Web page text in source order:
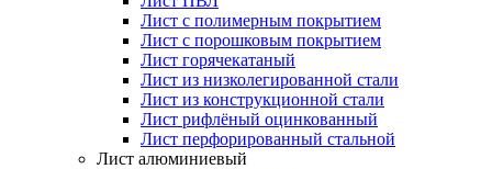
Лист с полимерным покрытием
Лист с порошковым покрытием
Лист горячекатаный
Лист из низколегированной стали
Лист из конструкционной стали
Лист рифлёный оцинкованный
Лист перфорированный стальной
Лист алюминиевый